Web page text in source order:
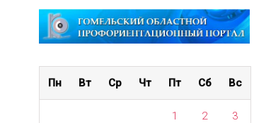
Пн Вт Ср Чт Пт Сб Вс
1 2 3